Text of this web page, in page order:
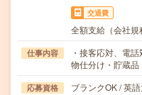
交通費
全額支給（会社規
仕事内容
・接客応対、電
物仕分け・貯蔵
応募資格
ブランクOK / 英